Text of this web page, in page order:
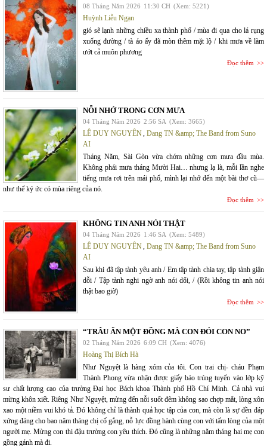
08 Tháng Năm 2026 11:30 CH (Xem: 5221)
Huỳnh Liễu Ngạn
gió sẽ lạnh những chiều xa thành phố / mùa đi qua cho lá rụng
xuống đường / tà áo ấy đã mòn thêm mặt lộ / khi mưa về làm
ướt cả muôn phương
Đọc thêm
NỖI NHỚ TRONG CƠN MƯA
04 Tháng Năm 2026 2:56 SA (Xem: 3665)
LÊ DUY NGUYÊN Dang TN &amp; The Band from Suno
AI
Tháng Năm, Sài Gòn vừa chớm những cơn mưa đầu mùa.
Không phải mưa tháng Mười Hai… nhưng lạ là, mỗi lần nghe
tiếng mưa rơi trên mái phố, mình lại nhớ đến một bài thơ cũ—
như thể ký ức có mùa riêng của nó.
Đọc thêm
KHÔNG TIN ANH NÓI THẬT
04 Tháng Năm 2026 1:46 SA (Xem: 5489)
LÊ DUY NGUYÊN Dang TN &amp; The Band from Suno
AI
Sau khi đã tập tành yêu anh / Em tập tành chia tay, tập tành giận
dỗi / Tập tành nghi ngờ anh nói dối, / (Rồi không tin anh nói
thật bao giờ)
Đọc thêm
“TRÂU ĂN MỘT ĐỒNG MÀ CON ĐÓI CON NO”
02 Tháng Năm 2026 6:09 CH (Xem: 4076)
Hoàng Thị Bích Hà
Như Nguyệt là hàng xóm của tôi. Con trai chị- cháu Phạm
Thành Phong vừa nhận được giấy báo trúng tuyển vào lớp kỹ
sư chất lượng cao của trường Đại học Bách khoa Thành phố Hồ Chí Minh. Cả nhà vui
mừng khôn xiết. Riêng Như Nguyệt, mừng đến nỗi suốt đêm không sao chợp mắt, lòng xôn
xao một niềm vui khó tả. Đó không chỉ là thành quả học tập của con, mà còn là sự đền đáp
xứng đáng cho bao năm tháng chị cố gắng, nỗ lực đồng hành cùng con với tấm lòng của một
người mẹ. Mừng con thi đậu trường con yêu thích. Đó cũng là những năm tháng hai mẹ con
gồng gánh mà đi.